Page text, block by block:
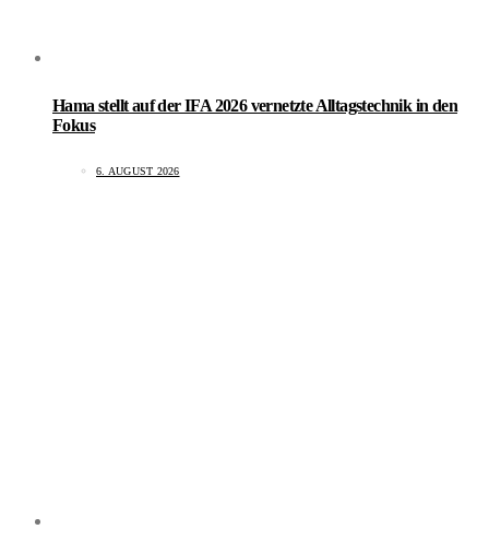
Hama stellt auf der IFA 2026 vernetzte Alltagstechnik in den
Fokus
6. AUGUST 2026